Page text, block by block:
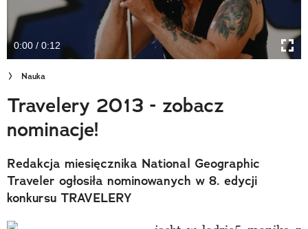
Newsletter
Cuda Polski
Wielki Konkurs Fotograficzny
Trendbook Podróżniczy
Polecane
0:00 / 0:12
Nauka
Travelery 2013 - zobacz
nominacje!
Redakcja miesięcznika National Geographic
Traveler ogłosiła nominowanych w 8. edycji
konkursu TRAVELERY